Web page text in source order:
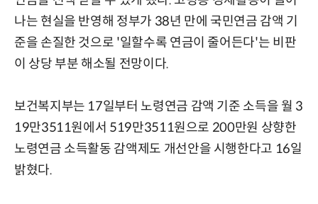
나는 현실을 반영해 정부가 38년 만에 국민연금 감액 기
준을 손질한 것으로 '일할수록 연금이 줄어든다'는 비판
이 상당 부분 해소될 전망이다.
보건복지부는 17일부터 노령연금 감액 기준 소득을 월 3
19만3511원에서 519만3511원으로 200만원 상향한
노령연금 소득활동 감액제도 개선안을 시행한다고 16일
밝혔다.